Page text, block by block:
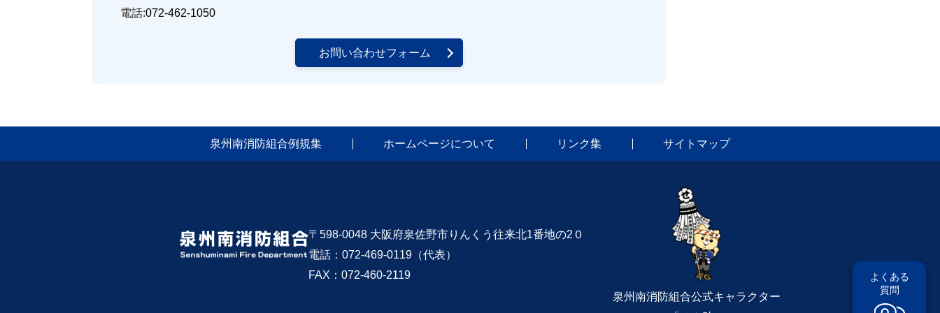
電話:072-462-1050
お問い合わせフォーム
よくある
質問
泉州南消防組合例規集 ホームページについて リンク集 サイトマップ
〒598-0048 大阪府泉佐野市りんくう往来北1番地の2０
電話：072-469-0119（代表）
FAX：072-460-2119
泉州南消防組合公式キャラクター